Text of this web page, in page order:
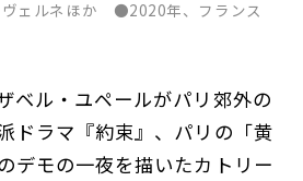
ヴェルネほか ●2020年、フランス
ベル・ユペールがパリ郊外の
ドラマ『約束』、パリの「黄
デモの一夜を描いたカトリー